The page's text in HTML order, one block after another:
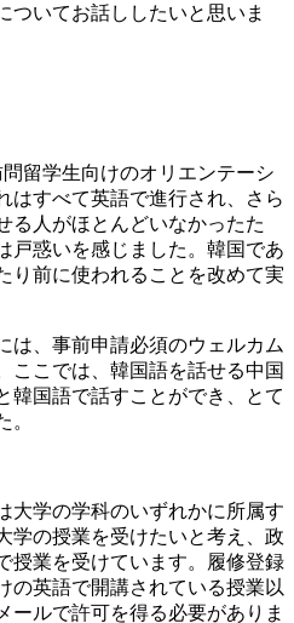
ついてお話ししたいと思いま
留学生向けのオリエンテーシ
はすべて英語で進行され、さら
る人がほとんどいなかったた
戸惑いを感じました。韓国であ
り前に使われることを改めて実
は、事前申請必須のウェルカム
ここでは、韓国語を話せる中国
韓国語で話すことができ、とて
。
大学の学科のいずれかに所属す
学の授業を受けたいと考え、政
授業を受けています。履修登録
の英語で開講されている授業以
ールで許可を得る必要がありま